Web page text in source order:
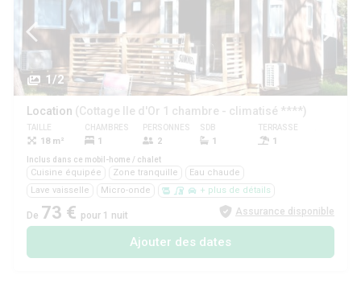
1/2
Location (Cottage Ile d'Or 1 chambre - climatisé ****)
TAILLE
18 m²
CHAMBRES
1
PERSONNES
2
SDB
1
TERRASSE
1
Inclus dans ce mobil-home / chalet
Cuisine équipée Zone tranquille
Eau chaude
Lave vaisselle
Micro-onde + plus de détails
De 73 € pour 1 nuit Assurance disponible
Ajouter des dates